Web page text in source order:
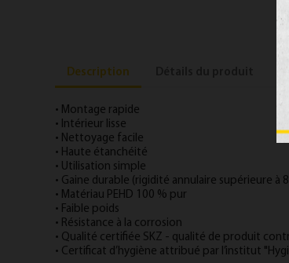
Description
• Montage rapide
• Intérieur lisse
• Nettoyage facile
• Haute étanchéité
• Utilisation simple
• Gaine durable (rigidité annulaire supérieure à 8
• Matériau PEHD 100 % pur
• Faible poids
• Résistance à la corrosion
• Qualité certifiée SKZ - qualité de produit
• Certificat d’hygiène attribué par l’institut